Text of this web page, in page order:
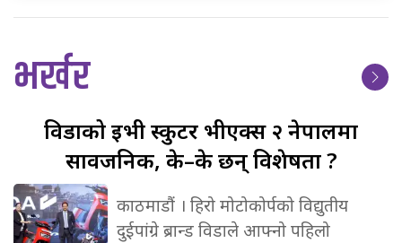
भर्खर
विडाकोईभी स्कुटर भीएक्स २ नेपालमा
सार्वजनिक, के–के छन् विशेषता ?
काठमाडौं । हिरो मोटोकोर्पको विद्युतीय
दुईपांग्रे ब्रान्ड विडाले आफ्नो पहिलो